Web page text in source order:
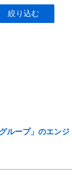
絞り込む
ループ」のエンジ